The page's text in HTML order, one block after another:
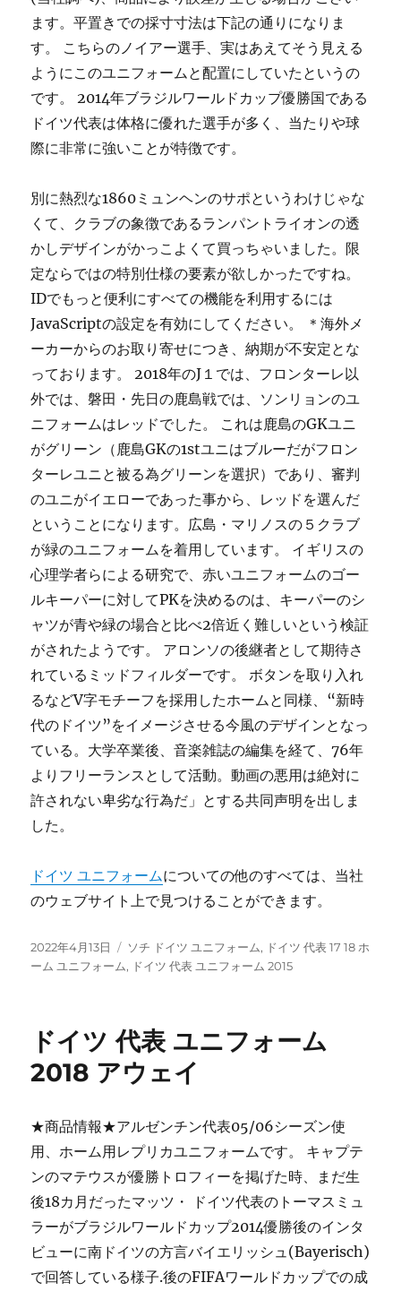
ます。平置きでの採寸寸法は下記の通りになりま
す。 こちらのノイアー選手、実はあえてそう見える
ようにこのユニフォームと配置にしていたというの
です。 2014年ブラジルワールドカップ優勝国である
ドイツ代表は体格に優れた選手が多く、当たりや球
際に非常に強いことが特徴です。
別に熱烈な1860ミュンヘンのサポというわけじゃな
くて、クラブの象徴であるランパントライオンの透
かしデザインがかっこよくて買っちゃいました。限
定ならではの特別仕様の要素が欲しかったですね。
IDでもっと便利にすべての機能を利用するには
JavaScriptの設定を有効にしてください。 ＊海外メ
ーカーからのお取り寄せにつき、納期が不安定とな
っております。 2018年のJ１では、フロンターレ以
外では、磐田・先日の鹿島戦では、ソンリョンのユ
ニフォームはレッドでした。 これは鹿島のGKユニ
がグリーン（鹿島GKの1stユニはブルーだがフロン
ターレユニと被る為グリーンを選択）であり、審判
のユニがイエローであった事から、レッドを選んだ
ということになります。広島・マリノスの５クラブ
が緑のユニフォームを着用しています。 イギリスの
心理学者らによる研究で、赤いユニフォームのゴー
ルキーパーに対してPKを決めるのは、キーパーのシ
ャツが青や緑の場合と比べ2倍近く難しいという検証
がされたようです。 アロンソの後継者として期待さ
れているミッドフィルダーです。 ボタンを取り入れ
るなどV字モチーフを採用したホームと同様、“新時
代のドイツ”をイメージさせる今風のデザインとなっ
ている。大学卒業後、音楽雑誌の編集を経て、76年
よりフリーランスとして活動。動画の悪用は絶対に
許されない卑劣な行為だ」とする共同声明を出しま
した。
ドイツ ユニフォームについての他のすべては、当社
のウェブサイト上で見つけることができます。
投
稿
2022年4月13日
タ
グ
ソチ ドイツ ユニフォーム, ドイツ 代表 17 18 ホ
ーム ユニフォーム, ドイツ 代表 ユニフォーム 2015
ドイツ 代表 ユニフォーム
2018 アウェイ
★商品情報★アルゼンチン代表05/06シーズン使
用、ホーム用レプリカユニフォームです。 キャプテ
ンのマテウスが優勝トロフィーを掲げた時、まだ生
後18カ月だったマッツ・ ドイツ代表のトーマスミュ
ラーがブラジルワールドカップ2014優勝後のインタ
ビューに南ドイツの方言バイエリッシュ(Bayerisch)
で回答している様子.後のFIFAワールドカップでの成